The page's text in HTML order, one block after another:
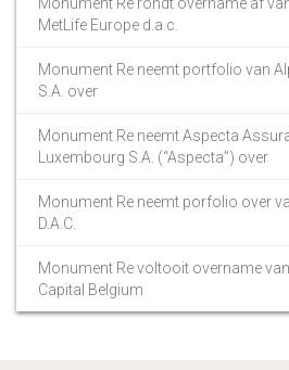
MetLife Europe d.a.c.
Monument Re neemt portfolio van
S.A. over
Monument Re neemt Aspecta
Luxembourg S.A. (“Aspecta”) over
Monument Re neemt porfolio over
D.A.C.
Monument Re voltooit overname
Capital Belgium